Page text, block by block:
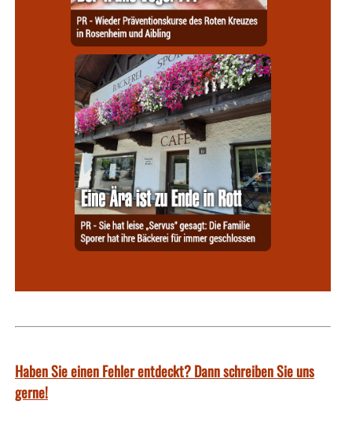
Haben Sie einen Fehler entdeckt? Dann schreiben Sie uns
gerne!